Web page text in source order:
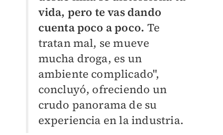
vida, pero te vas dando
cuenta poco a poco. Te
tratan mal, se mueve
mucha droga, es un
ambiente complicado",
concluyó, ofreciendo un
crudo panorama de su
experiencia en la industria.